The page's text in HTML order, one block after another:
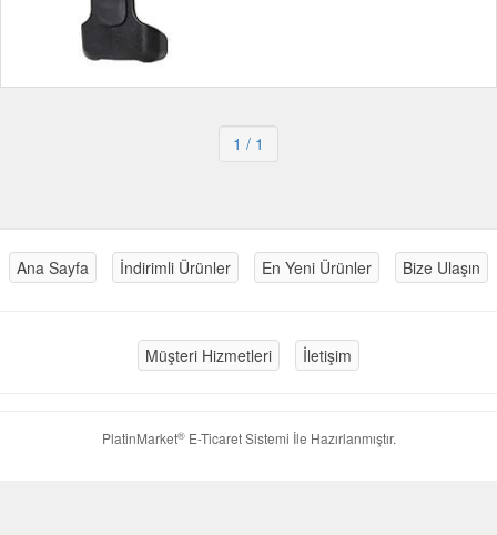
1 / 1
Ana Sayfa İndirimli Ürünler En Yeni Ürünler Bize Ulaşın
Müşteri Hizmetleri İletişim
PlatinMarket®E-Ticaret Sistemi İle Hazırlanmıştır.